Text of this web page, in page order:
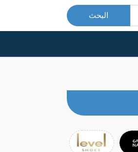
البحث